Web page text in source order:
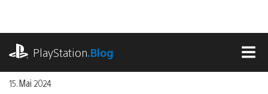
springen
PlayStation.Blog
15. Mai 2024